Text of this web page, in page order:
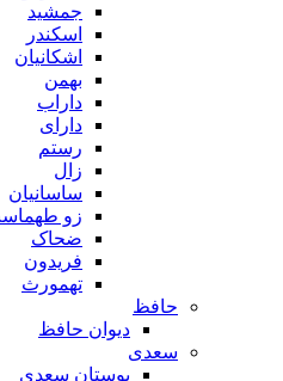
جمشید
اسکندر
اشکانیان
بهمن
داراب
دارای
رستم
زال
ساسانیان
زو طهماسپ‏
ضحاک
فریدون
تهمورث
حافظ
دیوان حافظ
سعدی
بوستان سعدی